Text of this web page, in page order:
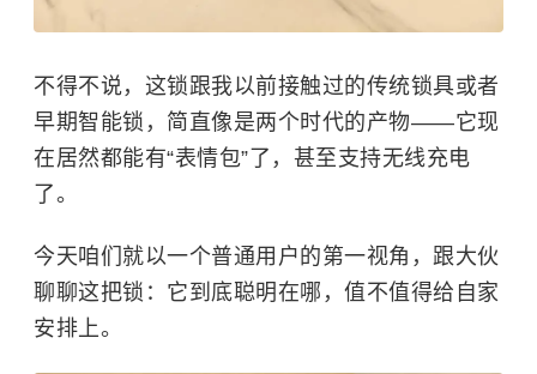
不得不说，这锁跟我以前接触过的传统锁具或者
早期智能锁，简直像是两个时代的产物——它现
在居然都能有“表情包”了，甚至支持无线充电
了。
今天咱们就以一个普通用户的第一视角，跟大伙
聊聊这把锁：它到底聪明在哪，值不值得给自家
安排上。